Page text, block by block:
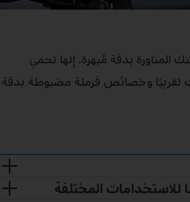
بدقة مُبهرة. إنها تحمي
تقريبًا وخصائص فرملة مضبوطة بدقة
المختلفة